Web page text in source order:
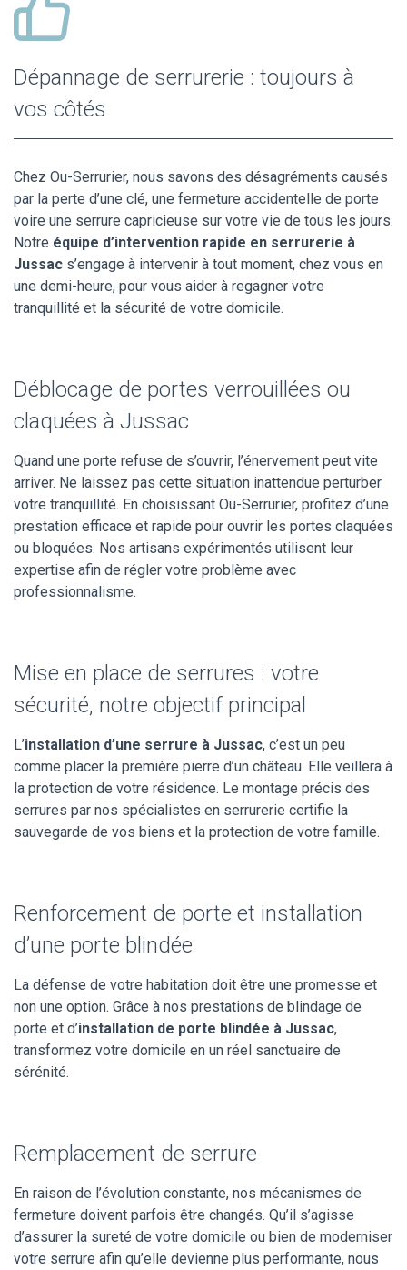
Dépannage de serrurerie : toujours à
vos côtés
Chez Ou-Serrurier, nous savons des désagréments causés
par la perte d’une clé, une fermeture accidentelle de porte
voire une serrure capricieuse sur votre vie de tous les jours.
Notre équipe d’intervention rapide en serrurerie à
Jussac s’engage à intervenir à tout moment, chez vous en
une demi-heure, pour vous aider à regagner votre
tranquillité et la sécurité de votre domicile.
Déblocage de portes verrouillées ou
claquées à Jussac
Quand une porte refuse de s’ouvrir, l’énervement peut vite
arriver. Ne laissez pas cette situation inattendue perturber
votre tranquillité. En choisissant Ou-Serrurier, profitez d’une
prestation efficace et rapide pour ouvrir les portes claquées
ou bloquées. Nos artisans expérimentés utilisent leur
expertise afin de régler votre problème avec
professionnalisme.
Mise en place de serrures : votre
sécurité, notre objectif principal
L’installation d’une serrure à Jussac, c’est un peu
comme placer la première pierre d’un château. Elle veillera à
la protection de votre résidence. Le montage précis des
serrures par nos spécialistes en serrurerie certifie la
sauvegarde de vos biens et la protection de votre famille.
Renforcement de porte et installation
d’une porte blindée
La défense de votre habitation doit être une promesse et
non une option. Grâce à nos prestations de blindage de
porte et d’installation de porte blindée à Jussac,
transformez votre domicile en un réel sanctuaire de
sérénité.
Remplacement de serrure
En raison de l’évolution constante, nos mécanismes de
fermeture doivent parfois être changés. Qu’il s’agisse
d’assurer la sureté de votre domicile ou bien de moderniser
votre serrure afin qu’elle devienne plus performante, nous